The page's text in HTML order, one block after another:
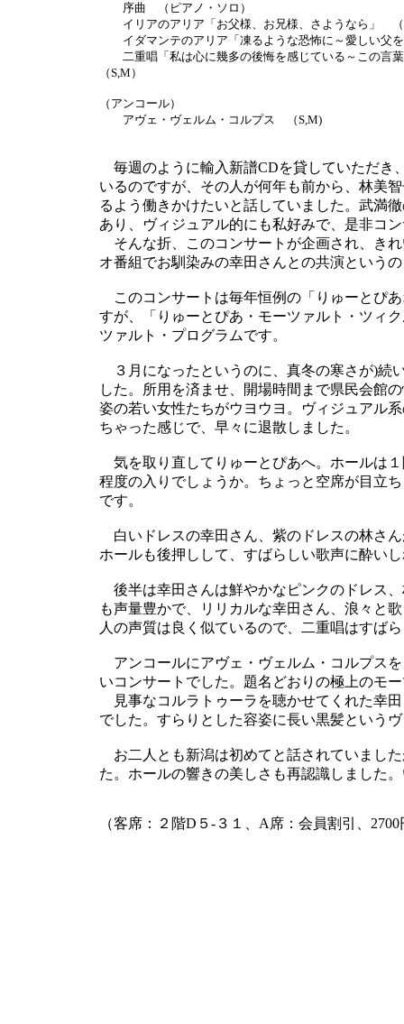
序曲 （ピアノ・ソロ）
イリアのアリア「お父様、お兄様、さようなら」 （
イダマンテのアリア「凍るような恐怖に～愛しい父
二重唱「私は心に幾多の後悔を感じている～この言葉
（S,M）
（アンコール）
アヴェ・ヴェルム・コルプス （S,M)
毎週のように輸入新譜CDを貸していただき
いるのですが、その人が何年も前から、林美
るよう働きかけたいと話していました。武満
あり、ヴィジュアル的にも私好みで、是非コ
そんな折、このコンサートが企画され、き
オ番組でお馴染みの幸田さんとの共演という
このコンサートは毎年恒例の「りゅーとぴ
すが、「りゅーとぴあ・モーツァルト・ツィ
ツァルト・プログラムです。
３月になったというのに、真冬の寒さが)続
した。所用を済ませ、開場時間まで県民会館
姿の若い女性たちがウヨウヨ。ヴィジュアル
ちゃった感じで、早々に退散しました。
気を取り直してりゅーとぴあへ。ホールは
程度の入りでしょうか。ちょっと空席が目立
です。
白いドレスの幸田さん、紫のドレスの林さ
ホールも後押しして、すばらしい歌声に酔い
後半は幸田さんは鮮やかなピンクのドレス
も声量豊かで、リリカルな幸田さん、浪々と
人の声質は良く似ているので、二重唱はすば
アンコールにアヴェ・ヴェルム・コルプス
いコンサートでした。題名どおりの極上のモ
見事なコルラトゥーラを聴かせてくれた幸
でした。すらりとした容姿に長い黒髪という
お二人とも新潟は初めてと話されていまし
た。ホールの響きの美しさも再認識しました
（客席：２階D５-３１、A席：会員割引、2700